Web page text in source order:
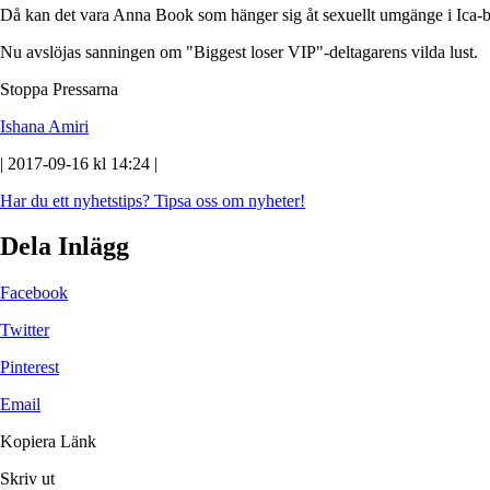
Då kan det vara Anna Book som hänger sig åt sexuellt umgänge i Ica-
Nu avslöjas sanningen om "Biggest loser VIP"-deltagarens vilda lust.
Stoppa Pressarna
Ishana Amiri
| 2017-09-16 kl 14:24 |
Har du ett nyhetstips? Tipsa oss om nyheter!
Dela Inlägg
Facebook
Twitter
Pinterest
Email
Kopiera Länk
Skriv ut